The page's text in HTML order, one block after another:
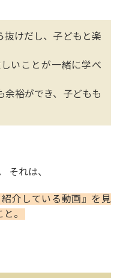
けだし、子どもと楽
いことが一緒に学べ
裕ができ、子どもも
それは、
介している動画』を見
。